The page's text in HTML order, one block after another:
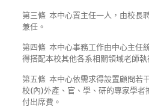
第三條 本中心置主任一人，由校長
兼任。
第四條 本中心事務工作由中心主任
得搭配本校其他各系相關領域老師執
第五條 本中心依需求得設置顧問若
校(內)外產、官、學、研的專家學者
付出席費。